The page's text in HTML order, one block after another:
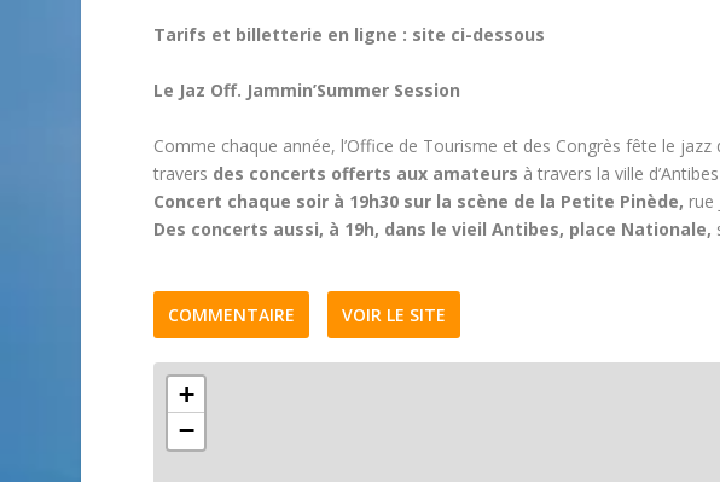
Tarifs et billetterie en ligne : site ci-dessous
Le Jaz Off. Jammin’Summer Session
Comme chaque année, l’Office de Tourisme et des Congrès fête le
travers des concerts offerts aux amateurs à travers la ville
Concert chaque soir à 19h30 sur la scène de la Petite Pinède, rue
Des concerts aussi, à 19h, dans le vieil Antibes, place Nationale,
COMMENTAIRE VOIR LE SITE
+
−